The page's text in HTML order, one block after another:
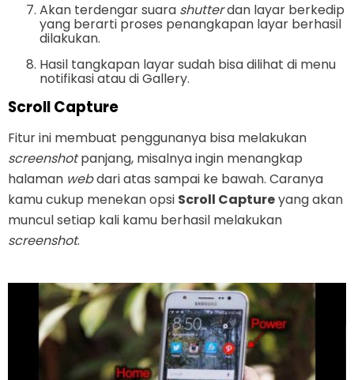
Akan terdengar suara shutterdan layar berkedip
yang berarti proses penangkapan layar berhasil
dilakukan.
Hasil tangkapan layar sudah bisa dilihat di menu
notifikasi atau di Gallery.
Scroll Capture
Fitur ini membuat penggunanya bisa melakukan
screenshotpanjang, misalnya ingin menangkap
halaman webdari atas sampai ke bawah. Caranya
kamu cukup menekan opsi Scroll Captureyang akan
muncul setiap kali kamu berhasil melakukan
screenshot.